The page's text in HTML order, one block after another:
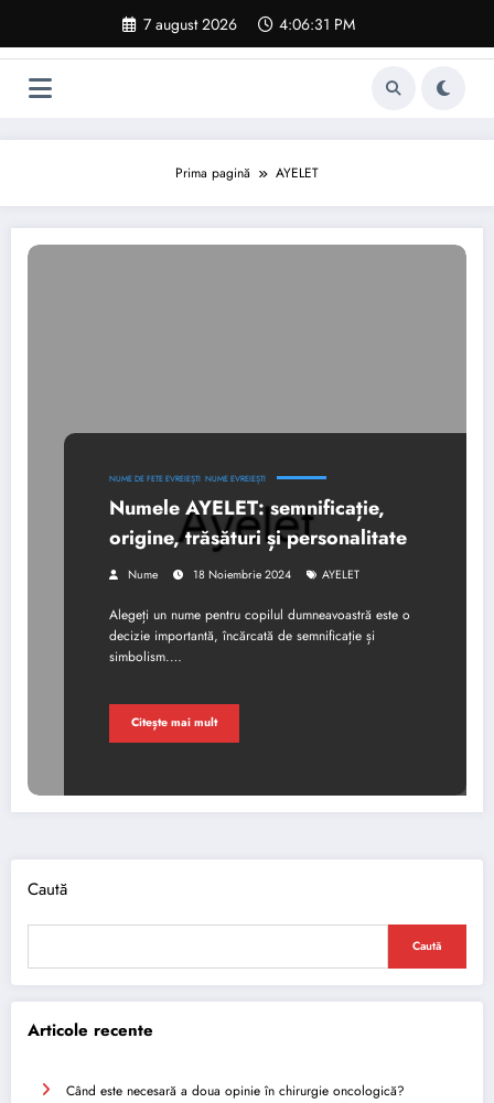
conținut
7 august 2026 4:06:32 PM
Prima pagină AYELET
NUME DE FETE EVREIEȘTI NUME EVREIEȘTI
Numele AYELET: semnificație,
origine, trăsături și personalitate
Nume 18 Noiembrie 2024 AYELET
Alegeți un nume pentru copilul dumneavoastră este o
decizie importantă, încărcată de semnificație și
simbolism.…
Citește mai mult
Caută
Caută
Articole recente
Când este necesară a doua opinie în chirurgie oncologică?